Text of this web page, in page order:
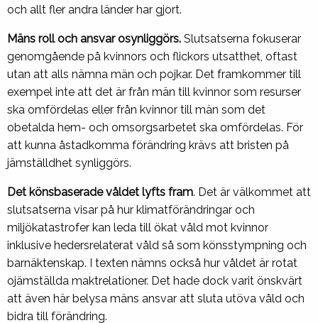
och allt fler andra länder har gjort.
Mäns roll och ansvar osynliggörs. Slutsatserna fokuserar
genomgående på kvinnors och flickors utsatthet, oftast
utan att alls nämna män och pojkar. Det framkommer till
exempel inte att det är från män till kvinnor som resurser
ska omfördelas eller från kvinnor till män som det
obetalda hem- och omsorgsarbetet ska omfördelas. För
att kunna åstadkomma förändring krävs att bristen på
jämställdhet synliggörs.
Det könsbaserade våldet lyfts fram. Det är välkommet att
slutsatserna visar på hur klimatförändringar och
miljökatastrofer kan leda till ökat våld mot kvinnor
inklusive hedersrelaterat våld så som könsstympning och
barnäktenskap. I texten nämns också hur våldet är rotat
ojämställda maktrelationer. Det hade dock varit önskvärt
att även här belysa mäns ansvar att sluta utöva våld och
bidra till förändring.